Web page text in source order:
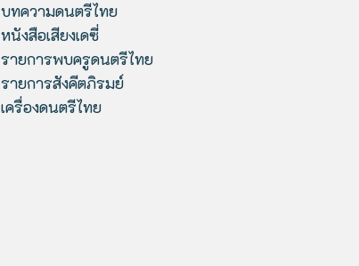
บทความดนตรีไทย
หนังสือเสียงเดซี่
รายการพบครูดนตรีไทย
รายการสังคีตภิรมย์
เครื่องดนตรีไทย